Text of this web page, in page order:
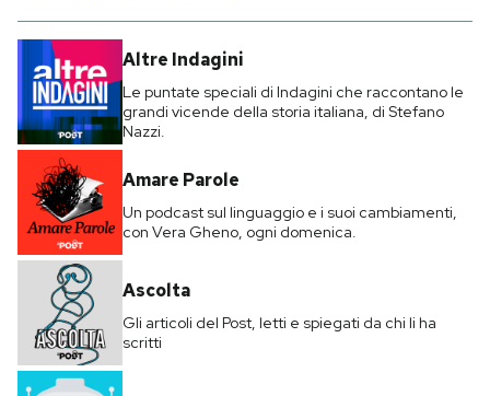
Altre Indagini
Le puntate speciali di Indagini che raccontano le
grandi vicende della storia italiana, di Stefano
Nazzi.
Amare Parole
Un podcast sul linguaggio e i suoi cambiamenti,
con Vera Gheno, ogni domenica.
Ascolta
Gli articoli del Post, letti e spiegati da chi li ha
scritti